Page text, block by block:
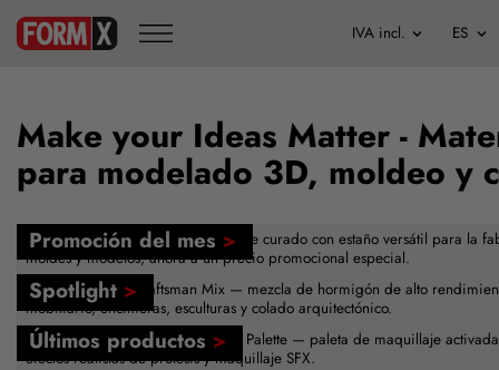
Make your Ideas Matter -
para modelado 3D, moldeo y
Promoción del mes >
FormSil 25 — caucho de silicona de curado con estaño versátil para la
moldes y modelos, ahora a un precio promocional especial.
Spotlight >
Buddy Rhodes™ Craftsman Mix — mezcla de hormigón de alto
mobiliario, encimeras, esculturas y colado arquitectónico.
Últimos productos >
Nuevo — Skin Illustrator Creations Palette — paleta de maquillaje
efectos realistas de prótesis y maquillaje SFX.